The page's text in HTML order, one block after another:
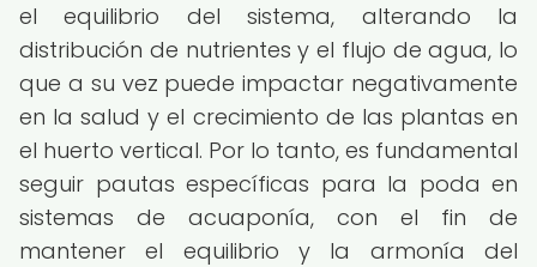
el equilibrio del sistema, alterando la
distribución de nutrientes y el flujo de agua, lo
que a su vez puede impactar negativamente
en la salud y el crecimiento de las plantas en
el huerto vertical. Por lo tanto, es fundamental
seguir pautas específicas para la poda en
sistemas de acuaponía, con el fin de
mantener el equilibrio y la armonía del